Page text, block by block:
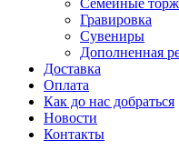
Семейные
Гравировка
Сувениры
Дополненная
Доставка
Оплата
Как до нас добраться
Новости
Контакты